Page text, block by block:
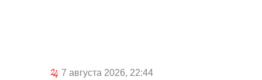
7 августа 2026, 22:44